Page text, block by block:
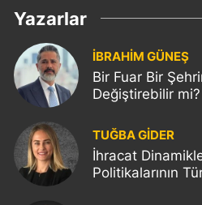
Yazarlar
İBRAHİM GÜNEŞ
Bir Fuar Bir
Değiştirebilir mi?
TUĞBA GİDER
İhracat
Politikalarının